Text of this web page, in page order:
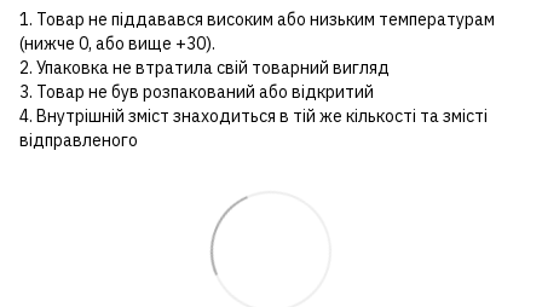
1. Товар не піддавався високим або низьким температурам
(нижче 0, або вище +30).
2. Упаковка не втратила свій товарний вигляд
3. Товар не був розпакований або відкритий
4. Внутрішній зміст знаходиться в тій же кількості та змісті
відправленого